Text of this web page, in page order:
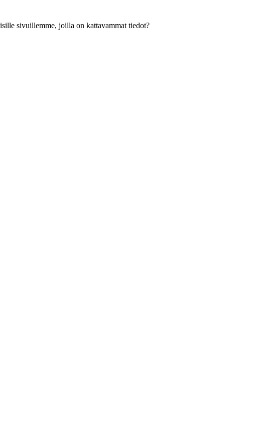
sivuillemme, joilla on kattavammat tiedot?